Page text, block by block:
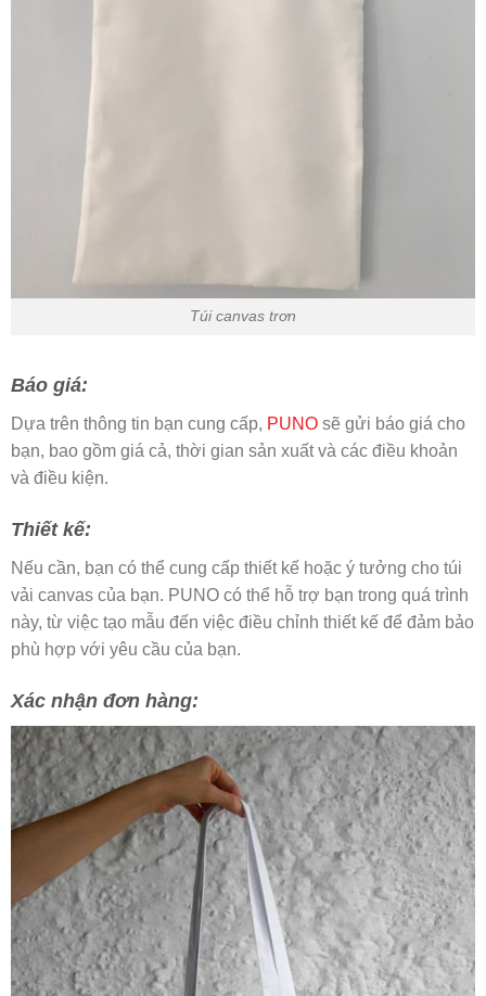
Túi canvas trơn
Báo giá:
Dựa trên thông tin bạn cung cấp, PUNO sẽ gửi báo giá cho
bạn, bao gồm giá cả, thời gian sản xuất và các điều khoản
và điều kiện.
Thiết kế:
Nếu cần, bạn có thể cung cấp thiết kế hoặc ý tưởng cho túi
vải canvas của bạn. PUNO có thể hỗ trợ bạn trong quá trình
này, từ việc tạo mẫu đến việc điều chỉnh thiết kế để đảm bảo
phù hợp với yêu cầu của bạn.
Xác nhận đơn hàng: